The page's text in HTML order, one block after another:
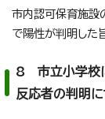
市内認可保育施設
で陽性が判明した
8 市立小学校
反応者の判明